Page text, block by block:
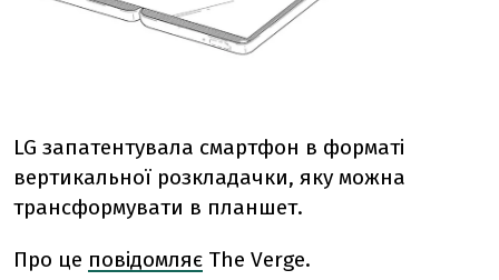
LG запатентувала смартфон в форматі
вертикальної розкладачки, яку можна
трансформувати в планшет.
Про це повідомляє The Verge.